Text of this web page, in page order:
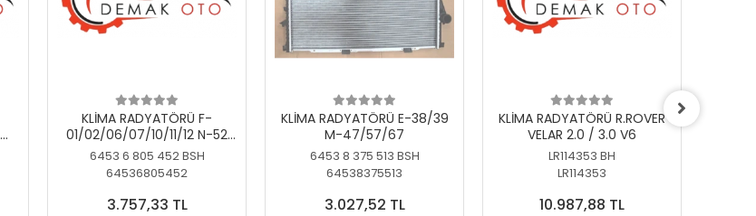
KLİMA RADYATÖRÜ F-
01/02/06/07/10/11/12 N-52
N/N-53/57/63
6453 6 805 452 BSH
64536805452
3.757,33 TL
KLİMA RADYATÖRÜ E-38/39
M-47/57/67
6453 8 375 513 BSH
64538375513
3.027,52 TL
KLİMA RADYATÖRÜ R.ROVER
VELAR 2.0 / 3.0 V6
LR114353 BH
LR114353
10.987,88 TL